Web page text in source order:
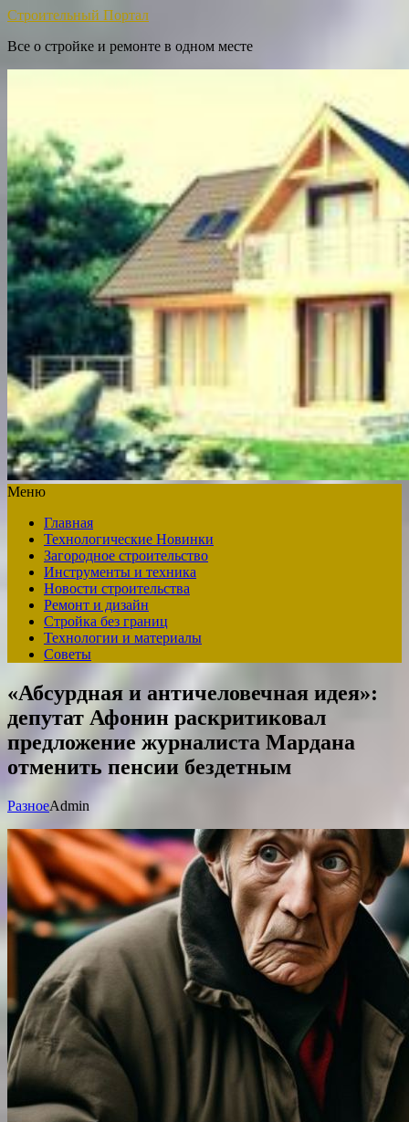
Строительный Портал
Все о стройке и ремонте в одном месте
Меню
Главная
Технологические Новинки
Загородное строительство
Инструменты и техника
Новости строительства
Ремонт и дизайн
Стройка без границ
Технологии и материалы
Советы
«Абсурдная и античеловечная идея»:
депутат Афонин раскритиковал
предложение журналиста Мардана
отменить пенсии бездетным
РазноеAdmin